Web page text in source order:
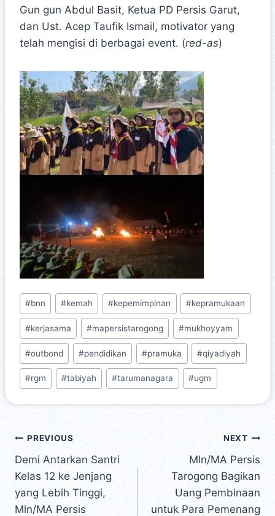
Gun gun Abdul Basit, Ketua PD Persis Garut,
dan Ust. Acep Taufik Ismail, motivator yang
telah mengisi di berbagai event. (red-as)
#bnn #kemah #kepemimpinan #kepramukaan
#kerjasama #mapersistarogong #mukhoyyam
#outbond #pendidikan #pramuka #qiyadiyah
#rgm #tabiyah #tarumanagara #ugm
PREVIOUS
Demi Antarkan Santri
Kelas 12 ke Jenjang
yang Lebih Tinggi,
Mln/MA Persis
NEXT
Mln/MA Persis
Tarogong Bagikan
Uang Pembinaan
untuk Para Pemenang